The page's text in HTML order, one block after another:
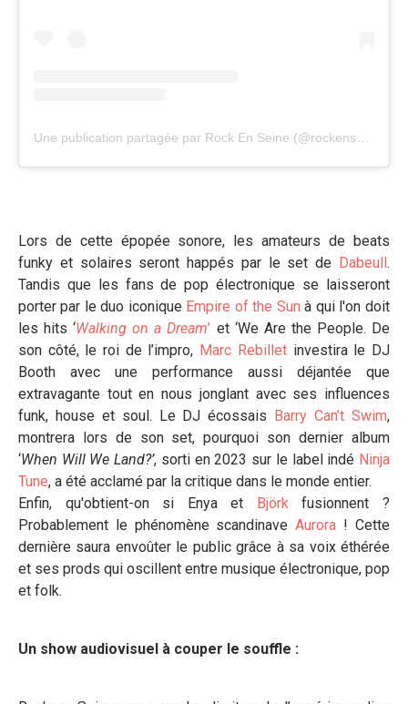
Une publication partagée par Rock En Seine (@rockenseine)
Lors de cette épopée sonore, les amateurs de beats
funky et solaires seront happés par le set de
Dabeull .
Tandis que les fans de pop électronique se laisseront
porter par le duo iconique Empire of the Sun à qui l'on doit
les hits ‘Walking on a Dream’ et ‘We Are the People. De
son côté, le roi de l’impro, Marc Rebilletinvestira le DJ
Booth avec une performance aussi déjantée que
extravagante tout en nous jonglant avec ses influences
funk, house et soul. Le DJ écossais
Barry Can’t Swim,
montrera lors de son set, pourquoi son dernier album
‘When Will We Land?’, sorti en 2023 sur le label indé Ninja
Tune, a été acclamé par la critique dans le monde entier.
Enfin, qu'obtient-on si Enya et
Björkfusionnent ?
Probablement le phénomène scandinaveAurora ! Cette
dernière saura envoûter le public grâce à sa voix éthérée
et ses prods qui oscillent entre musique électronique, pop
et folk.
Un show audiovisuel à couper le souffle :